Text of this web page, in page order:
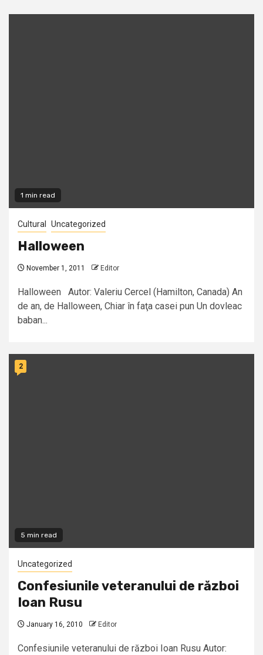
1 min read
Cultural Uncategorized
Halloween
November 1, 2011 Editor
Halloween Autor: Valeriu Cercel (Hamilton, Canada) An
de an, de Halloween, Chiar în faţa casei pun Un dovleac
baban...
5 min read
2
Uncategorized
Confesiunile veteranului de război
Ioan Rusu
January 16, 2010 Editor
Confesiunile veteranului de război Ioan Rusu Autor: